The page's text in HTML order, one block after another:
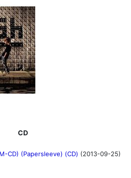
CD
CD) (Papersleeve) (CD) (2013-09-25)